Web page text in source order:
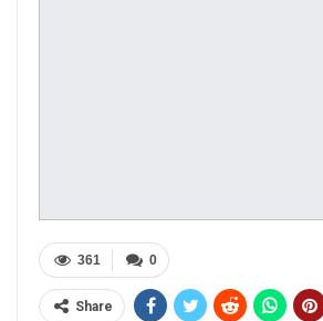
0
361
Share